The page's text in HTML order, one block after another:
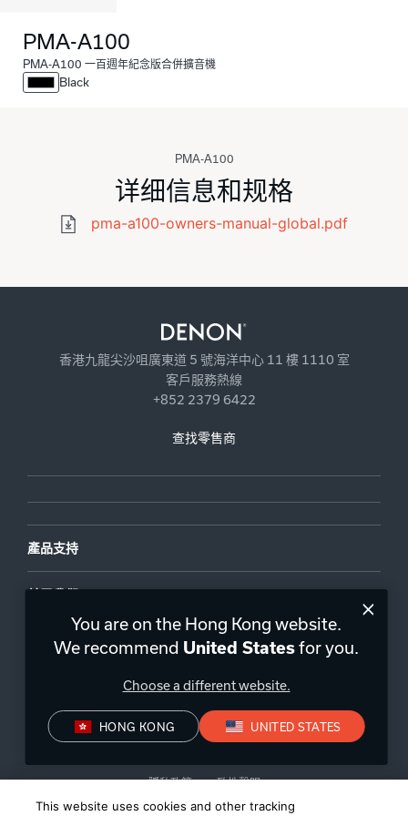
PMA-A100
PMA-A100 一百週年紀念版合併擴音機
Black
PMA-A100
详细信息和规格
pma-a100-owners-manual-global.pdf
香港九龍尖沙咀廣東道 5 號海洋中心 11 樓 1110 室
客戶服務熱線
+852 2379 6422
查找零售商
產品支持
中国香港|ZH
隱私政策 一致性聲明
You are on the Hong Kong website.
We recommend United Statesfor you.
Choose a different website.
HONG KONG UNITED STATES
This website uses cookies and other tracking